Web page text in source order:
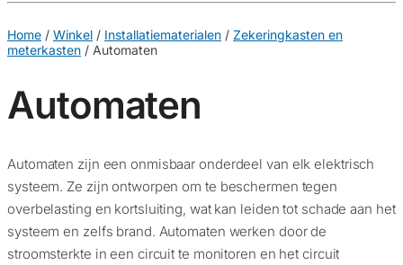
Home / Winkel / Installatiematerialen / Zekeringkasten en
meterkasten / Automaten
Automaten
Automaten zijn een onmisbaar onderdeel van elk elektrisch
systeem. Ze zijn ontworpen om te beschermen tegen
overbelasting en kortsluiting, wat kan leiden tot schade aan het
systeem en zelfs brand. Automaten werken door de
stroomsterkte in een circuit te monitoren en het circuit